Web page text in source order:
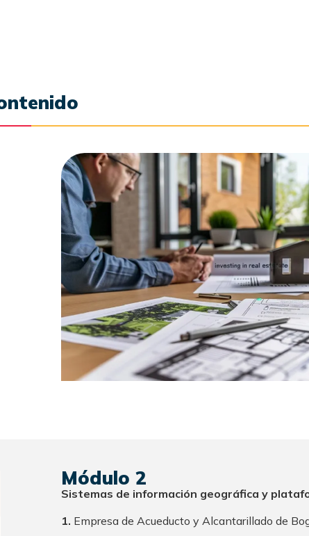
Módulo 2
Sistemas de información geográfica y
1. Empresa de Acueducto y Alcantarillado de